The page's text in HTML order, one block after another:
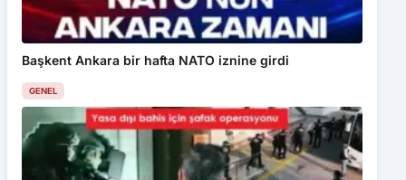
Başkent Ankara bir hafta NATO iznine girdi
GENEL